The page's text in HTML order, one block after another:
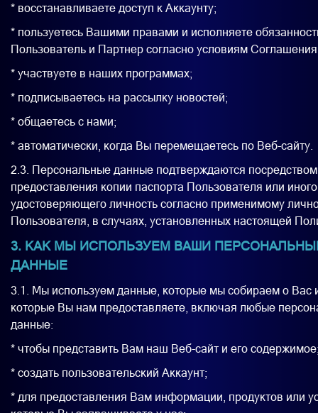
* восстанавливаете доступ к Аккаунту;
* пользуетесь Вашими правами и исполняете
Пользователь и Партнер согласно условиям
* участвуете в наших программах;
* подписываетесь на рассылку новостей;
* общаетесь с нами;
* автоматически, когда Вы перемещаетесь по Веб-сайту.
2.3. Персональные данные подтверждаются посредством
предоставления копии паспорта Пользователя или
удостоверяющего личность согласно применимому
Пользователя, в случаях, установленных настоящей
3. КАК МЫ ИСПОЛЬЗУЕМ ВАШИ
ДАННЫЕ
3.1. Мы используем данные, которые мы собираем о Вас
которые Вы нам предоставляете, включая любые
данные:
* чтобы представить Вам наш Веб-сайт и его
* создать пользовательский Аккаунт;
* для предоставления Вам информации, продуктов или